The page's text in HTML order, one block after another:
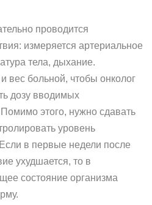
проводится
измеряется артериальное
тела, дыхание.
вес больной, чтобы онколог
дозу вводимых
этого, нужно сдавать
уровень
в первые недели после
ухудшается, то в
состояние организма